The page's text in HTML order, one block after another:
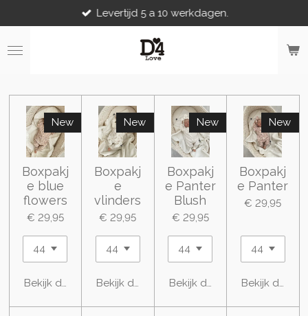
direct
naar
de
Levertijd 5 a 10 werkdagen.
New
Boxpakj
e blue
flowers
€ 29,95
Bekijk details
New
Boxpakj
e
vlinders
€ 29,95
Bekijk details
New
Boxpakj
e Panter
Blush
€ 29,95
Bekijk details
New
Boxpakj
e Panter
€ 29,95
Bekijk details